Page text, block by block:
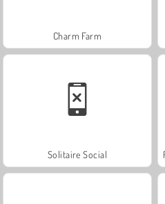
Charm Farm
Solitaire Social